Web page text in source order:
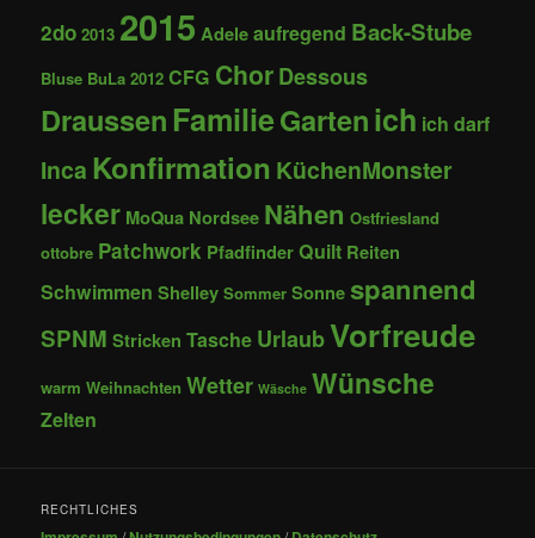
2do 2013 2015 Adeleaufregend Back-Stube
Bluse BuLa 2012 CFG ChorDessous
Draussen FamilieGartenich ich darf
Inca Konfirmation KüchenMonster
lecker MoQua Nordsee Nähen Ostfriesland
ottobre Patchwork PfadfinderQuilt Reiten
Schwimmen Shelley Sommer Sonnespannend
SPNM Stricken Tasche UrlaubVorfreude
warm Weihnachten Wetter Wäsche Wünsche
Zelten
RECHTLICHES